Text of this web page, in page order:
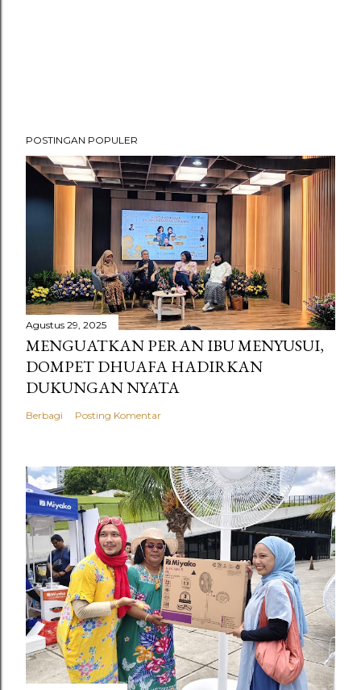
POSTINGAN POPULER
Agustus 29, 2025
MENGUATKAN PERAN IBU MENYUSUI,
DOMPET DHUAFA HADIRKAN
DUKUNGAN NYATA
Berbagi Posting Komentar